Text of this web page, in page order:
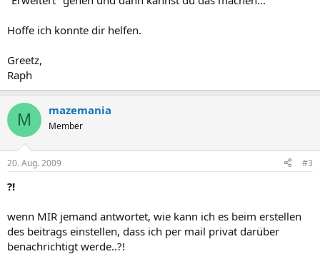
Hoffe ich konnte dir helfen.
Greetz,
Raph
M mazemania
Member
20. Aug. 2009 #3
?!
wenn MIR jemand antwortet, wie kann ich es beim erstellen
des beitrags einstellen, dass ich per mail privat darüber
benachrichtigt werde..?!